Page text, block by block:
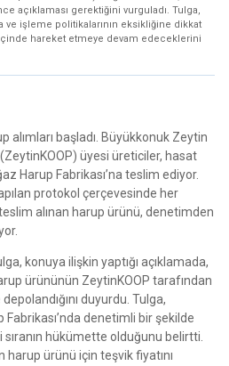
açıklaması gerektiğini vurguladı. Tulga,
işleme politikalarının eksikliğine dikkat
hareket etmeye devam edeceklerini
alımları başladı. Büyükkonuk Zeytin
üyesi üreticiler, hasat
Harup Fabrikası’na teslim ediyor.
protokol çerçevesinde her
alınan harup ürünü, denetimden
konuya ilişkin yaptığı açıklamada,
ürününün ZeytinKOOP tarafından
depolandığını duyurdu. Tulga,
Fabrikası’nda denetimli bir şekilde
sıranın hükümette olduğunu belirtti.
harup ürünü için teşvik fiyatını